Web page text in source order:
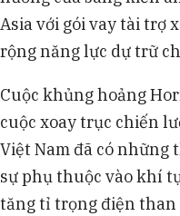
Asia với gói vay tài trợ
rộng năng lực dự trữ
Cuộc khủng hoảng
cuộc xoay trục chiến
Việt Nam đã có những
sự phụ thuộc vào khí
tăng tỉ trọng điện than